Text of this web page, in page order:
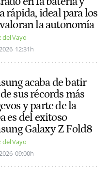
rápida, ideal para los
la autonomía
del Vayo
12:31h
acaba de batir
sus récords más
y parte de la
es del exitoso
Galaxy Z Fold8
del Vayo
09:00h